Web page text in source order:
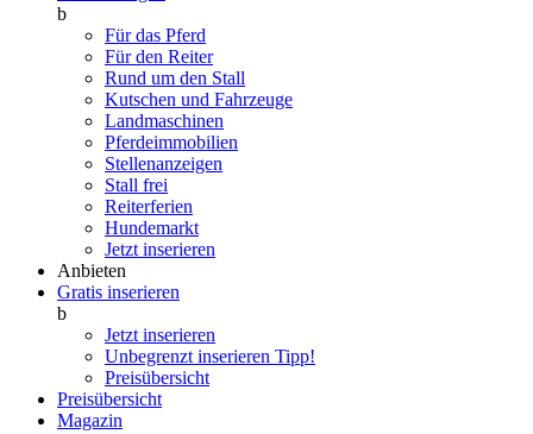
b
Für das Pferd
Für den Reiter
Rund um den Stall
Kutschen und Fahrzeuge
Landmaschinen
Pferdeimmobilien
Stellenanzeigen
Stall frei
Reiterferien
Hundemarkt
Jetzt inserieren
Anbieten
Gratis inserieren
b
Jetzt inserieren
Unbegrenzt inserieren Tipp!
Preisübersicht
Preisübersicht
Magazin